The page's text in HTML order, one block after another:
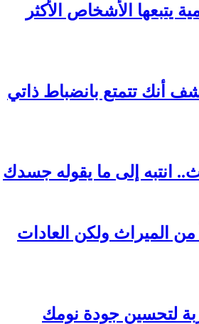
يتبعها الأشخاص الأكثر
أنك تتمتع بانضباط ذاتي
انتبه إلى ما يقوله جسدك
من الميراث ولكن العادات